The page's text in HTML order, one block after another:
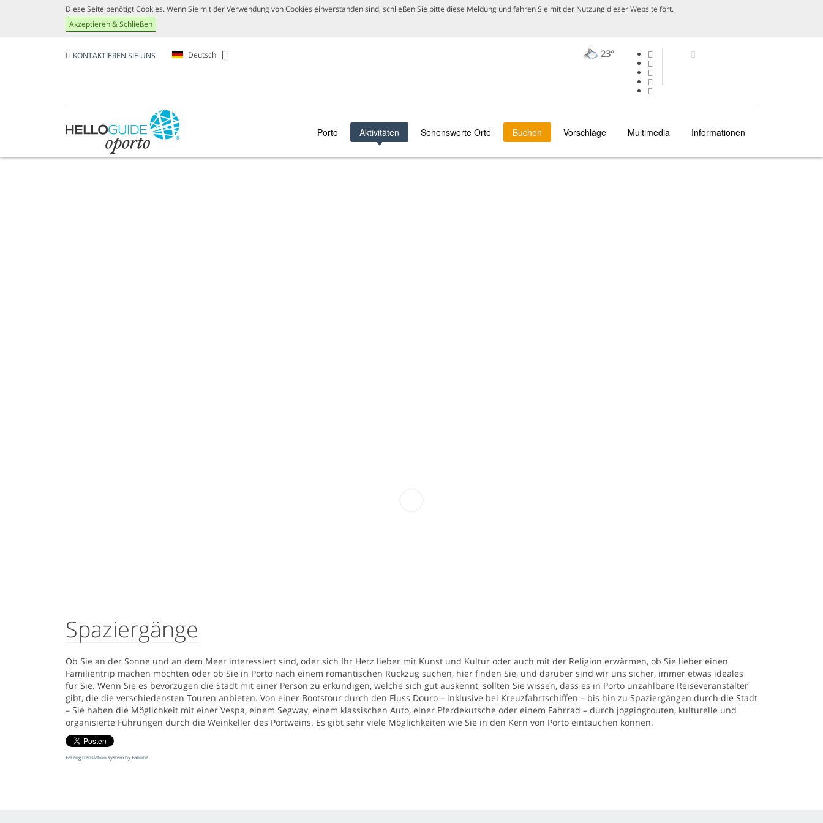
Diese Seite benötigt Cookies. Wenn Sie mit der Verwendung von Cookies einverstanden sind, schließen Sie bitte diese Meldung und fahren Sie mit der Nutzung dieser Website fort.
Akzeptieren & Schließen
KONTAKTIEREN SIE UNS Deutsch 23°
Porto Aktivitäten Sehenswerte Orte Buchen Vorschläge Multimedia Informationen
Spaziergänge
Ob Sie an der Sonne und an dem Meer interessiert sind, oder sich Ihr Herz lieber mit Kunst und Kultur oder auch mit der Religion erwärmen, ob Sie lieber einen
Familientrip machen möchten oder ob Sie in Porto nach einem romantischen Rückzug suchen, hier finden Sie, und darüber sind wir uns sicher, immer etwas ideales
für Sie. Wenn Sie es bevorzugen die Stadt mit einer Person zu erkundigen, welche sich gut auskennt, sollten Sie wissen, dass es in Porto unzählbare Reiseveranstalter
gibt, die die verschiedensten Touren anbieten. Von einer Bootstour durch den Fluss Douro – inklusive bei Kreuzfahrtschiffen – bis hin zu Spaziergängen durch die Stadt
– Sie haben die Möglichkeit mit einer Vespa, einem Segway, einem klassischen Auto, einer Pferdekutsche oder einem Fahrrad – durch joggingrouten, kulturelle und
organisierte Führungen durch die Weinkeller des Portweins. Es gibt sehr viele Möglichkeiten wie Sie in den Kern von Porto eintauchen können.
FaLang translation system by Faboba